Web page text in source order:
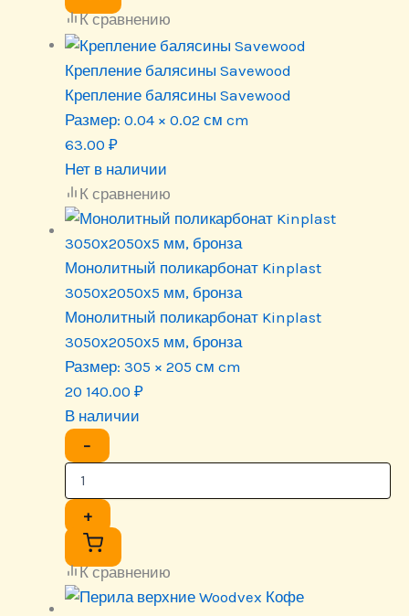
К сравнению
Крепление балясины Savewood
Крепление балясины Savewood
Размер: 0.04 × 0.02 см cm
63.00 ₽
Нет в наличии
К сравнению
Монолитный поликарбонат Kinplast
3050х2050х5 мм, бронза
Монолитный поликарбонат Kinplast
3050х2050х5 мм, бронза
Размер: 305 × 205 см cm
20 140.00 ₽
В наличии
−
+
К сравнению